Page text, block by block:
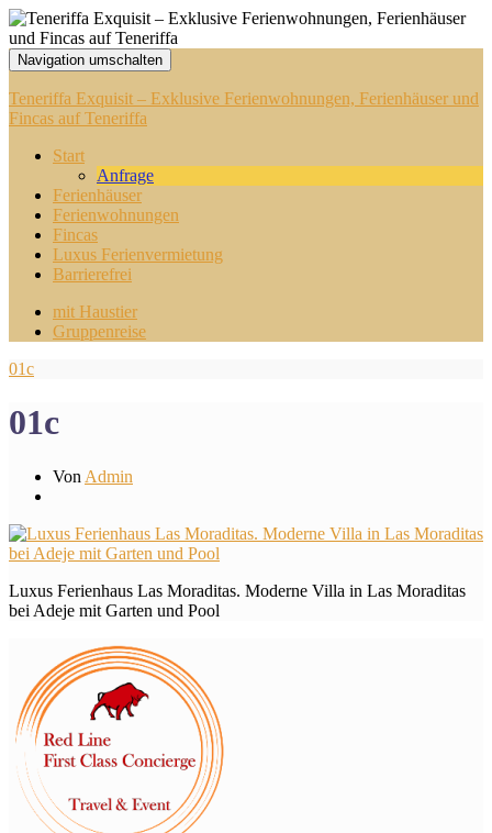
Navigation umschalten
Teneriffa Exquisit – Exklusive Ferienwohnungen, Ferienhäuser und
Fincas auf Teneriffa
Start
Anfrage
Ferienhäuser
Ferienwohnungen
Fincas
Luxus Ferienvermietung
Barrierefrei
mit Haustier
Gruppenreise
01c
01c
Von Admin
Luxus Ferienhaus Las Moraditas. Moderne Villa in Las Moraditas
bei Adeje mit Garten und Pool